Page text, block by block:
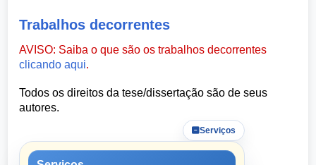
Trabalhos decorrentes
AVISO: Saiba o que são os trabalhos decorrentes
clicando aqui.
Todos os direitos da tese/dissertação são de seus
autores.
Serviços